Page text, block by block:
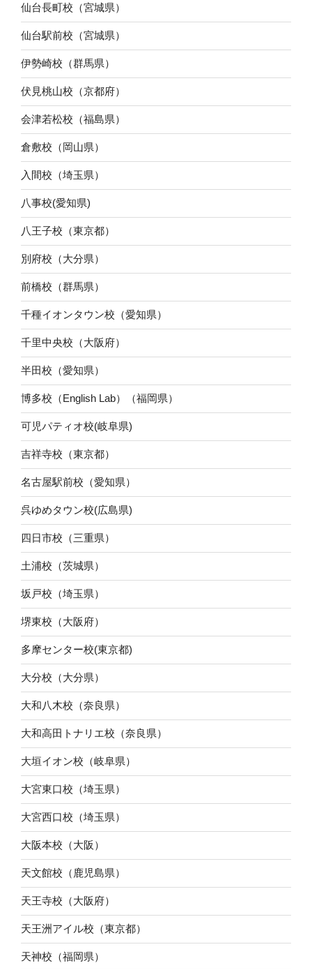
仙台長町校（宮城県）
仙台駅前校（宮城県）
伊勢崎校（群馬県）
伏見桃山校（京都府）
会津若松校（福島県）
倉敷校（岡山県）
入間校（埼玉県）
八事校(愛知県)
八王子校（東京都）
別府校（大分県）
前橋校（群馬県）
千種イオンタウン校（愛知県）
千里中央校（大阪府）
半田校（愛知県）
博多校（English Lab）（福岡県）
可児パティオ校(岐阜県)
吉祥寺校（東京都）
名古屋駅前校（愛知県）
呉ゆめタウン校(広島県)
四日市校（三重県）
土浦校（茨城県）
坂戸校（埼玉県）
堺東校（大阪府）
多摩センター校(東京都)
大分校（大分県）
大和八木校（奈良県）
大和高田トナリエ校（奈良県）
大垣イオン校（岐阜県）
大宮東口校（埼玉県）
大宮西口校（埼玉県）
大阪本校（大阪）
天文館校（鹿児島県）
天王寺校（大阪府）
天王洲アイル校（東京都）
天神校（福岡県）